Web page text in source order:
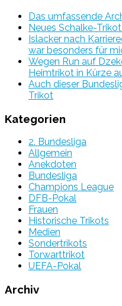
Das umfassende
Neues Schalke-
Islacker nach
war besonders für
Wegen Run auf
Heimtrikot in Kürze
Auch dieser
Trikot
Kategorien
2. Bundesliga
Allgemein
Anekdoten
Bundesliga
Champions League
DFB-Pokal
Frauen
Historische Trikots
Medien
Sondertrikots
Torwarttrikot
UEFA-Pokal
Archiv